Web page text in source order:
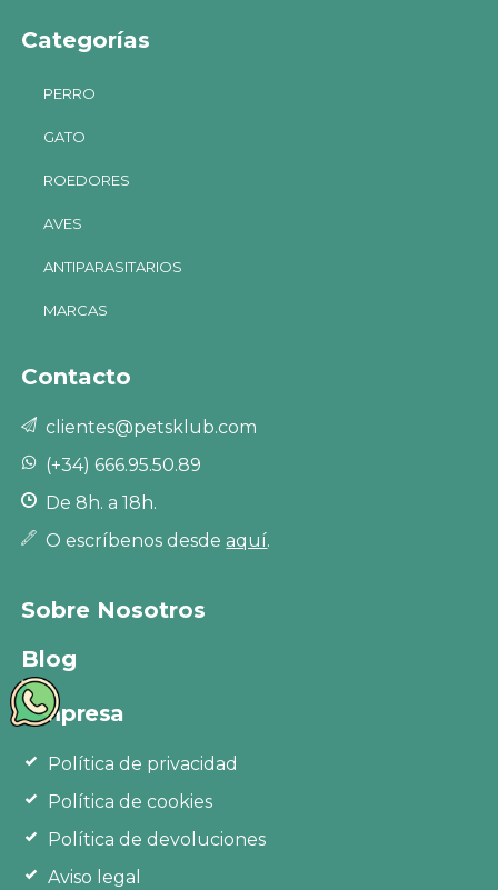
Categorías
PERRO
GATO
ROEDORES
AVES
ANTIPARASITARIOS
MARCAS
Contacto
clientes@petsklub.com
(+34) 666.95.50.89
De 8h. a 18h.
O escríbenos desdeaquí.
Sobre Nosotros
Blog
Empresa
Política de privacidad
Política de cookies
Política de devoluciones
Aviso legal